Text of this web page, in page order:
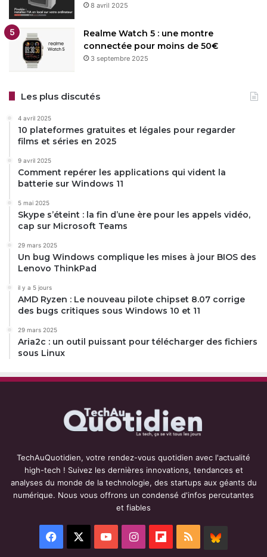
8 avril 2025
Realme Watch 5 : une montre
connectée pour moins de 50€
3 septembre 2025
Les plus discutés
4 avril 2025
10 plateformes gratuites et légales pour regarder
films et séries en 2025
9 avril 2025
Comment repérer les applications qui vident la
batterie sur Windows 11
5 mai 2025
Skype s’éteint : la fin d’une ère pour les appels vidéo,
cap sur Microsoft Teams
29 mars 2025
Un bug Windows complique les mises à jour BIOS des
Lenovo ThinkPad
il y a 5 jours
AMD Ryzen : Le nouveau pilote chipset 8.07 corrige
des bugs critiques sous Windows 10 et 11
29 mars 2025
Aria2c : un outil puissant pour télécharger des fichiers
sous Linux
TechAuQuotidien, votre rendez-vous quotidien avec l'actualité
high-tech ! Suivez les dernières innovations, tendances et
analyses du monde de la technologie, des startups aux géants du
numérique. Nous vous offrons un condensé d'infos percutantes
et fiables
Facebook YouTubeInstagramFlipboard
RSS